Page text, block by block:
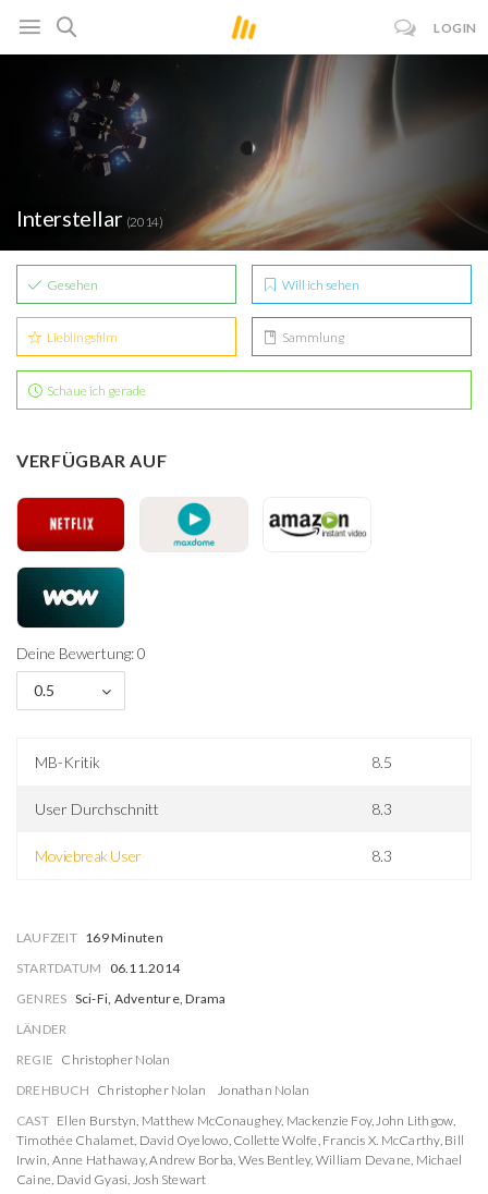
LOGIN
Interstellar (2014)
Gesehen Will ich sehen
Lieblingsfilm Sammlung
Schaue ich gerade
VERFÜGBAR AUF
Deine Bewertung: 0
0.5
MB-Kritik 8.5
User Durchschnitt 8.3
Moviebreak User 8.3
LAUFZEIT 169 Minuten
STARTDATUM
06.11.2014
GENRES Sci-Fi, Adventure, Drama
LÄNDER
REGIE Christopher Nolan
DREHBUCH Christopher Nolan
Jonathan Nolan
CAST Ellen Burstyn Matthew McConaughey, Mackenzie Foy, John Lithgow
Timothée Chalamet David Oyelowo Collette Wolfe Francis X. McCarthy, Bill
Irwin Anne Hathaway,Andrew Borba Wes Bentley, William Devane Michael
Caine David Gyasi Josh Stewart